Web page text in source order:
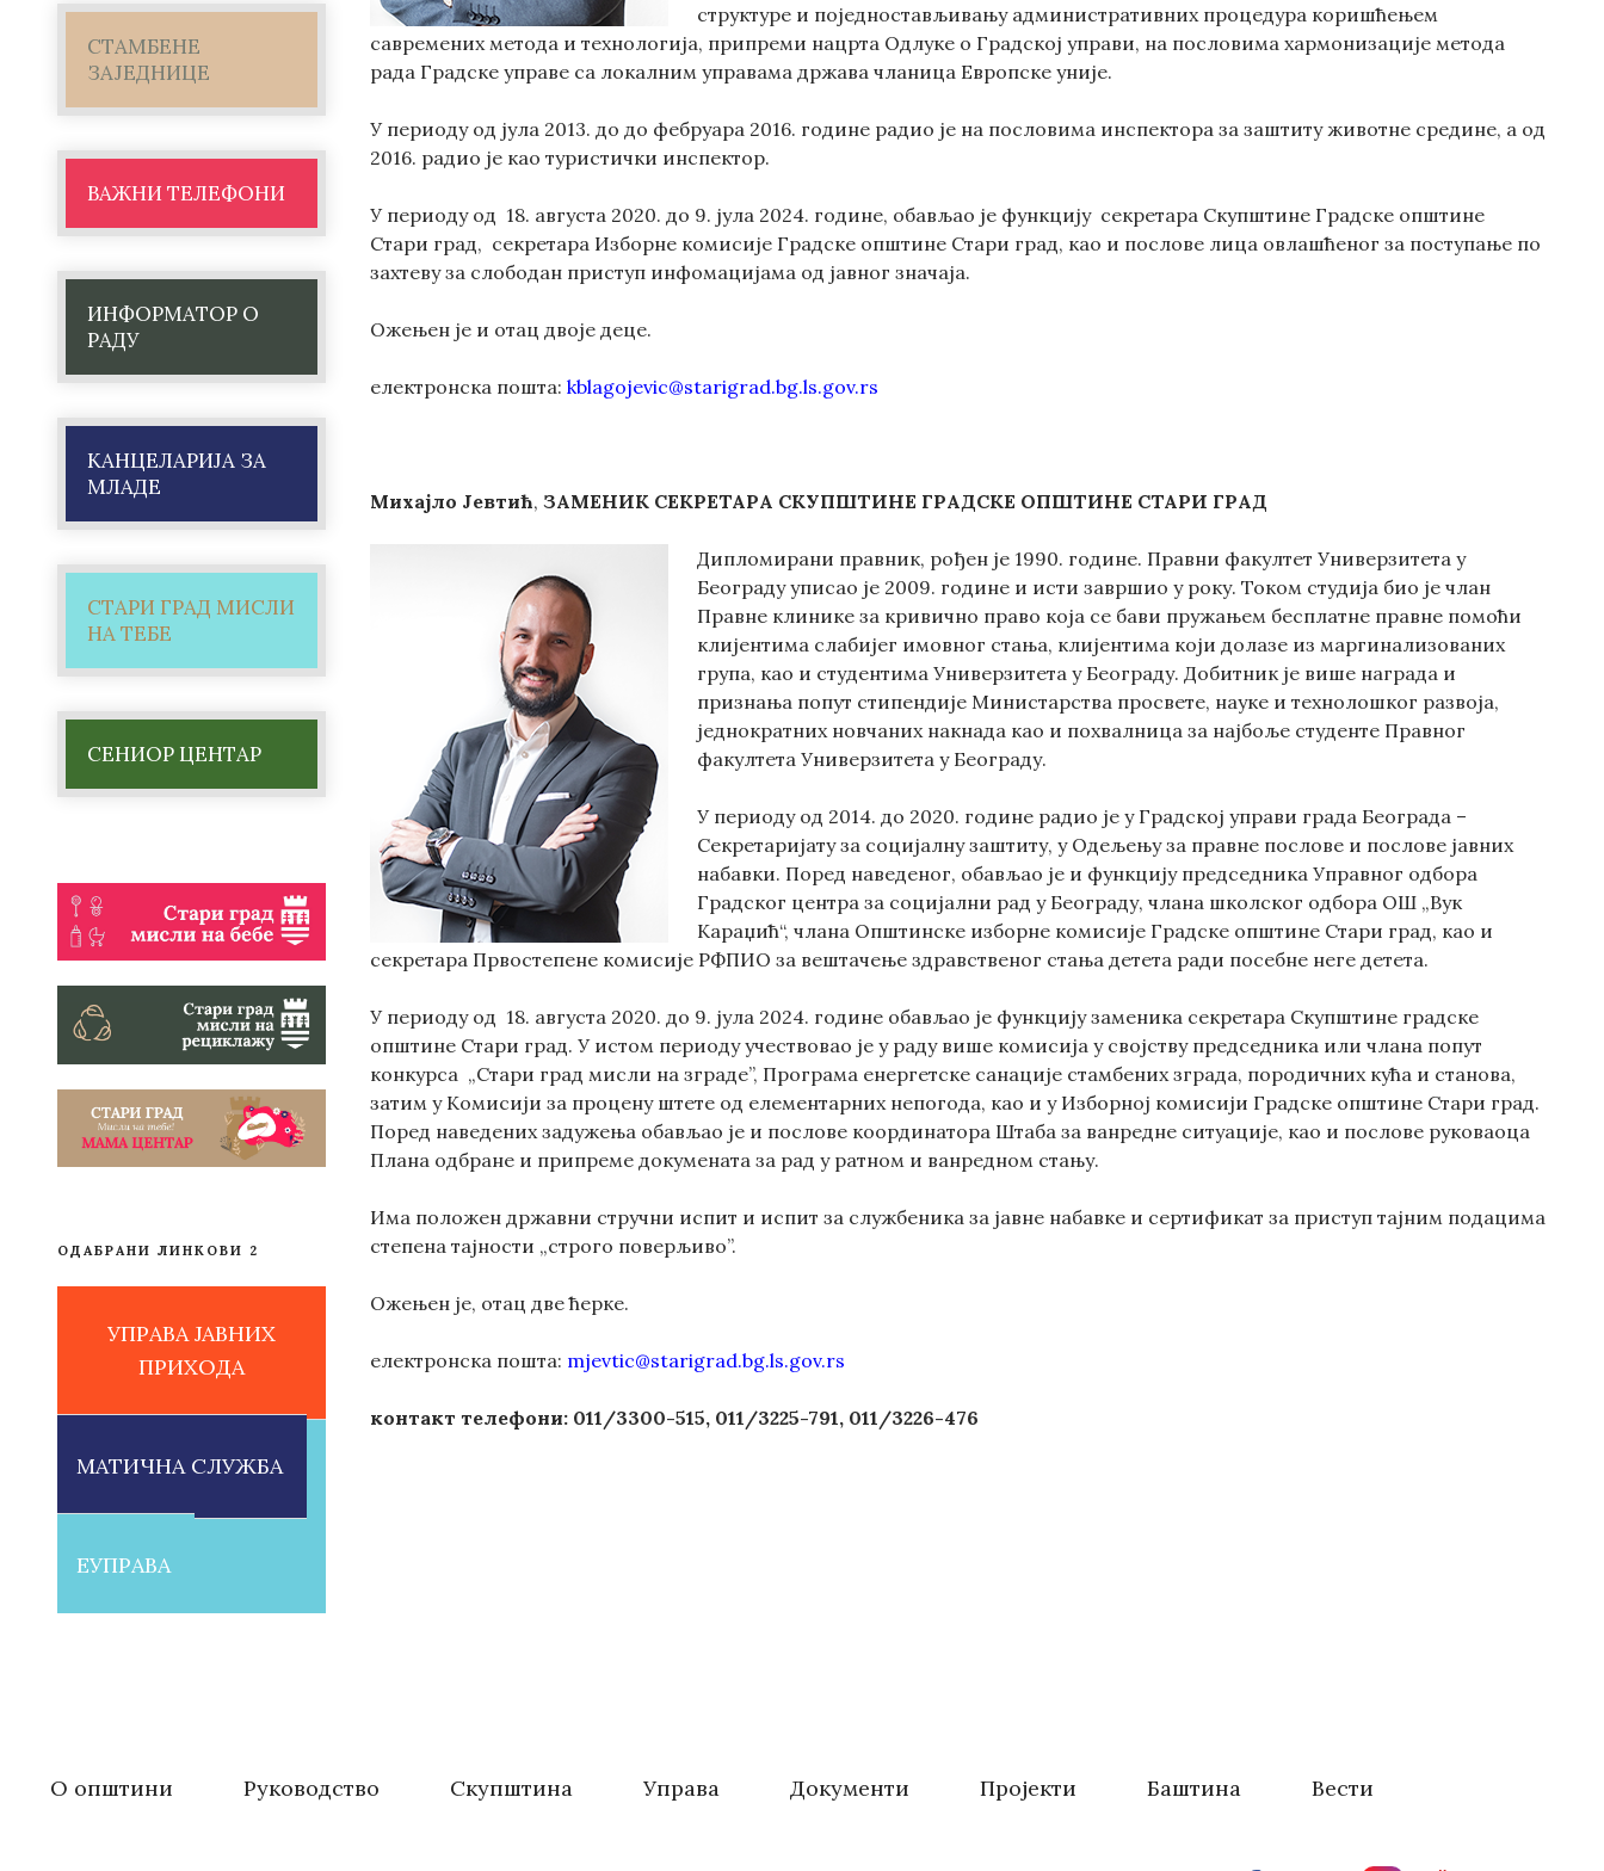
СТАМБЕНЕ
ЗАЈЕДНИЦЕ
ВАЖНИ ТЕЛЕФОНИ
ИНФОРМАТОР О
РАДУ
КАНЦЕЛАРИЈА ЗА
МЛАДЕ
СТАРИ ГРАД МИСЛИ
НА ТЕБЕ
СЕНИОР ЦЕНТАР
ОДАБРАНИ ЛИНКОВИ 2
УПРАВА ЈАВНИХ
ПРИХОДА
МАТИЧНА СЛУЖБА
ЕУПРАВА
структуре и поједностављивању административних процедура коришћењем
савремених метода и технологија, припреми нацрта Одлуке о Градској управи, на пословима хармонизације метода
рада Градске управе са локалним управама држава чланица Европске уније.
У периоду од јула 2013. до до фебруара 2016. године радио је на пословима инспектора за заштиту животне средине, а од
2016. радио је као туристички инспектор.
У периоду од 18. августа 2020. до 9. јула 2024. године, обављао је функцију секретара Скупштине Градске општине
Стари град, секретара Изборне комисије Градске општине Стари град, као и послове лица овлашћеног за поступање по
захтеву за слободан приступ инфомацијама од јавног значаја.
Ожењен је и отац двоје деце.
електронска пошта: kblagojevic@starigrad.bg.ls.gov.rs
Михајло Јевтић,ЗАМЕНИК СЕКРЕТАРА СКУПШТИНЕ ГРАДСКЕ ОПШТИНЕ СТАРИ ГРАД
Дипломирани правник, рођен је 1990. године. Правни факултет Универзитета у
Београду уписао је 2009. године и исти завршио у року. Током студија био је члан
Правне клинике за кривично право која се бави пружањем бесплатне правне помоћи
клијентима слабијег имовног стања, клијентима који долазе из маргинализованих
група, као и студентима Универзитета у Београду. Добитник је више награда и
признања попут стипендије Министарства просвете, науке и технолошког развоја,
једнократних новчаних накнада као и похвалница за најбоље студенте Правног
факултета Универзитета у Београду.
У периоду од 2014. до 2020. године радио је у Градској управи града Београда –
Секретаријату за социјалну заштиту, у Одељењу за правне послове и послове јавних
набавки. Поред наведеног, обављао је и функцију председника Управног одбора
Градског центра за социјални рад у Београду, члана школског одбора ОШ „Вук
Караџић“, члана Општинске изборне комисије Градске општине Стари град, као и
секретара Првостепене комисије РФПИО за вештачење здравственог стања детета ради посебне неге детета.
У периоду од 18. августа 2020. до 9. јула 2024. године обављао је функцију заменика секретара Скупштине градске
општине Стари град. У истом периоду учествовао је у раду више комисија у својству председника или члана попут
конкурса „Стари град мисли на зграде”, Програма енергетске санације стамбених зграда, породичних кућа и станова,
затим у Комисији за процену штете од елементарних непогода, као и у Изборној комисији Градске општине Стари град.
Поред наведених задужења обављао је и послове координатора Штаба за ванредне ситуације, као и послове руковаоца
Плана одбране и припреме докумената за рад у ратном и ванредном стању.
Има положен државни стручни испит и испит за службеника за јавне набавке и сертификат за приступ тајним подацима
степена тајности „строго поверљиво”.
Ожењен је, отац две ћерке.
електронска пошта: mjevtic@starigrad.bg.ls.gov.rs
контакт телефони: 011/3300-515, 011/3225-791, 011/3226-476
О општини Руководство Скупштина Управа Документи Пројекти Баштина Вести